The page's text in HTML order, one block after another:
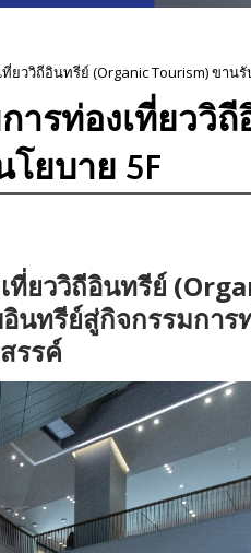
ววิถีอินทรีย์ (Organic Tourism) ขานรั
รท่องเที่ยววิถี
ยบาย 5F
ที่ยววิถีอินทรีย์
ทรีย์สู่กิจกรรมการท่
รรค์